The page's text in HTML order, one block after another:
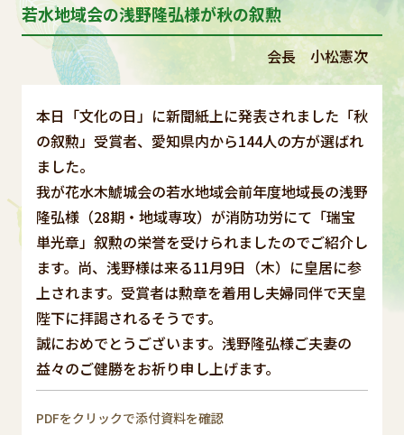
若水地域会の浅野隆弘様が秋の叙勲
会長 小松憲次
本日「文化の日」に新聞紙上に発表されました「秋
の叙勲」受賞者、愛知県内から144人の方が選ばれ
ました。
我が花水木鯱城会の若水地域会前年度地域長の浅野
隆弘様（28期・地域専攻）が消防功労にて「瑞宝
単光章」叙勲の栄誉を受けられましたのでご紹介し
ます。尚、浅野様は来る11月9日（木）に皇居に参
上されます。受賞者は勲章を着用し夫婦同伴で天皇
陛下に拝謁されるそうです。
誠におめでとうございます。浅野隆弘様ご夫妻の
益々のご健勝をお祈り申し上げます。
PDFをクリックで添付資料を確認